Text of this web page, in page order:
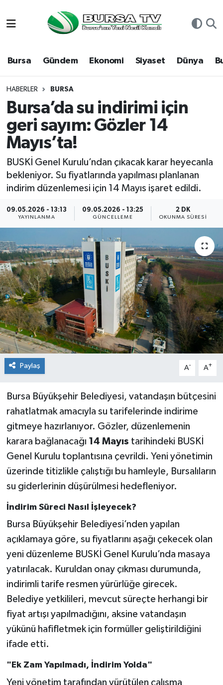
Bursa Gündem Ekonomi Siyaset Dünya
HABERLER BURSA
Bursa’da su indirimi için
geri sayım: Gözler 14
Mayıs’ta!
BUSKİ Genel Kurulu’ndan çıkacak karar heyecanla
bekleniyor. Su fiyatlarında yapılması planlanan
indirim düzenlemesi için 14 Mayıs işaret edildi.
09.05.2026 - 13:13
YAYINLANMA
09.05.2026 - 13:25
GÜNCELLEME
2 DK
OKUNMA SÜRESI
Paylaş A- A+
Bursa Büyükşehir Belediyesi, vatandaşın bütçesini
rahatlatmak amacıyla su tarifelerinde indirime
gitmeye hazırlanıyor. Gözler, düzenlemenin
karara bağlanacağı 14 Mayıs tarihindeki BUSKİ
Genel Kurulu toplantısına çevrildi. Yeni yönetimin
üzerinde titizlikle çalıştığı bu hamleyle, Bursalıların
su giderlerinin düşürülmesi hedefleniyor.
İndirim Süreci Nasıl İşleyecek?
Bursa Büyükşehir Belediyesi’nden yapılan
açıklamaya göre, su fiyatlarını aşağı çekecek olan
yeni düzenleme BUSKİ Genel Kurulu’nda masaya
yatırılacak. Kuruldan onay çıkması durumunda,
indirimli tarife resmen yürürlüğe girecek.
Belediye yetkilileri, mevcut süreçte herhangi bir
fiyat artışı yapılmadığını, aksine vatandaşın
yükünü hafifletmek için formüller geliştirildiğini
ifade etti.
"Ek Zam Yapılmadı, İndirim Yolda"
Yeni yönetim tarafından yürütülen çalışma
Bursa
Dünya
Eğitim
Ekonomi
Genel
Gündem
Magazin
Siyaset
Spor
Teknoloji
Türkiye
Hava Durumu
Namaz Vakitleri
Trafik Durumu
Süper Lig Puan Durumu ve Fikstür
Tüm Manşetler
Son Dakika Haberleri
Haber Arşivi